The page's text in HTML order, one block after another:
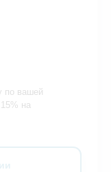
по вашей
на